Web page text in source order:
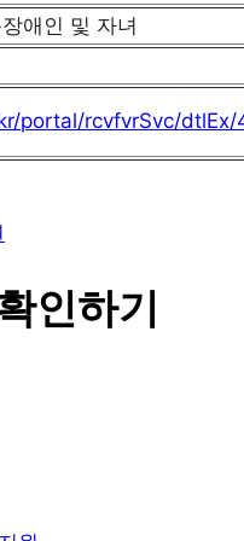
애인 및 자녀
portal/rcvfvrSvc/
인하기